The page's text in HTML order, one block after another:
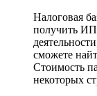
Налоговая
получить
сможете
Стоимость
некоторых